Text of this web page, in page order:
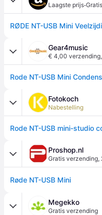
Laagste prijs·
Gear4music
€ 4,00 verzending,
Rode NT-USB Mini
Fotokoch
Nabestelling
Rode NT-USB mini-studio
Proshop.nl
Gratis verzending,
Røde NT-USB Mini
Megekko
Gratis verzending